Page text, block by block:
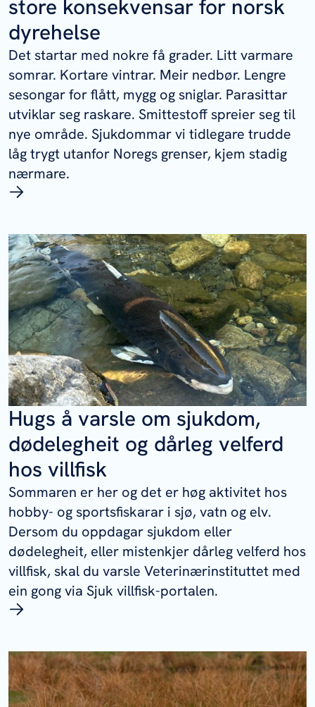
store konsekvensar for norsk
dyrehelse
Det startar med nokre få grader. Litt varmare
somrar. Kortare vintrar. Meir nedbør. Lengre
sesongar for flått, mygg og sniglar. Parasittar
utviklar seg raskare. Smittestoff spreier seg til
nye område. Sjukdommar vi tidlegare trudde
låg trygt utanfor Noregs grenser, kjem stadig
nærmare.
Hugs å varsle om sjukdom,
dødelegheit og dårleg velferd
hos villfisk
Sommaren er her og det er høg aktivitet hos
hobby- og sportsfiskarar i sjø, vatn og elv.
Dersom du oppdagar sjukdom eller
dødelegheit, eller mistenkjer dårleg velferd hos
villfisk, skal du varsle Veterinærinstituttet med
ein gong via Sjuk villfisk-portalen.